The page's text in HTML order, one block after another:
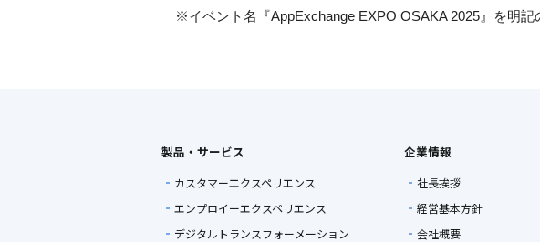
※イベント名『AppExchange EXPO OSAKA 2025 』を明
製品・サービス
カスタマーエクスペリエンス
エンプロイーエクスペリエンス
デジタルトランスフォーメーション
企業情報
社長挨拶
経営基本方針
会社概要